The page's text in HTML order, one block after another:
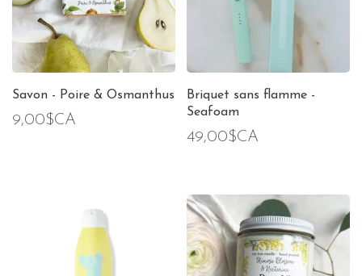
Savon - Poire & Osmanthus
9,00$CA
Briquet sans flamme -
Seafoam
49,00$CA